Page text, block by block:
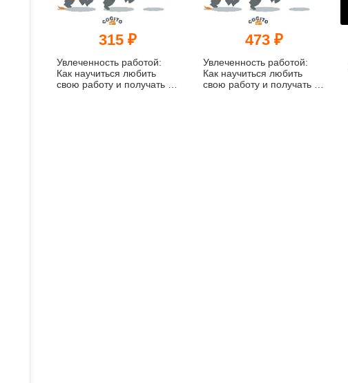
315 ₽
Увлеченность работой:
Как научиться любить
свою работу и получать от
473 ₽
Увлеченность работой:
Как научиться любить
свою работу и получать от